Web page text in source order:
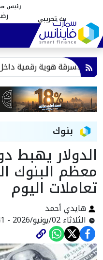
رئيس
هوية رقمية
بنوك
معظم البنوك
تعاملات اليوم
هايدي أحمد
الثلاثاء 02/يونيو/2026 - 10:41 م